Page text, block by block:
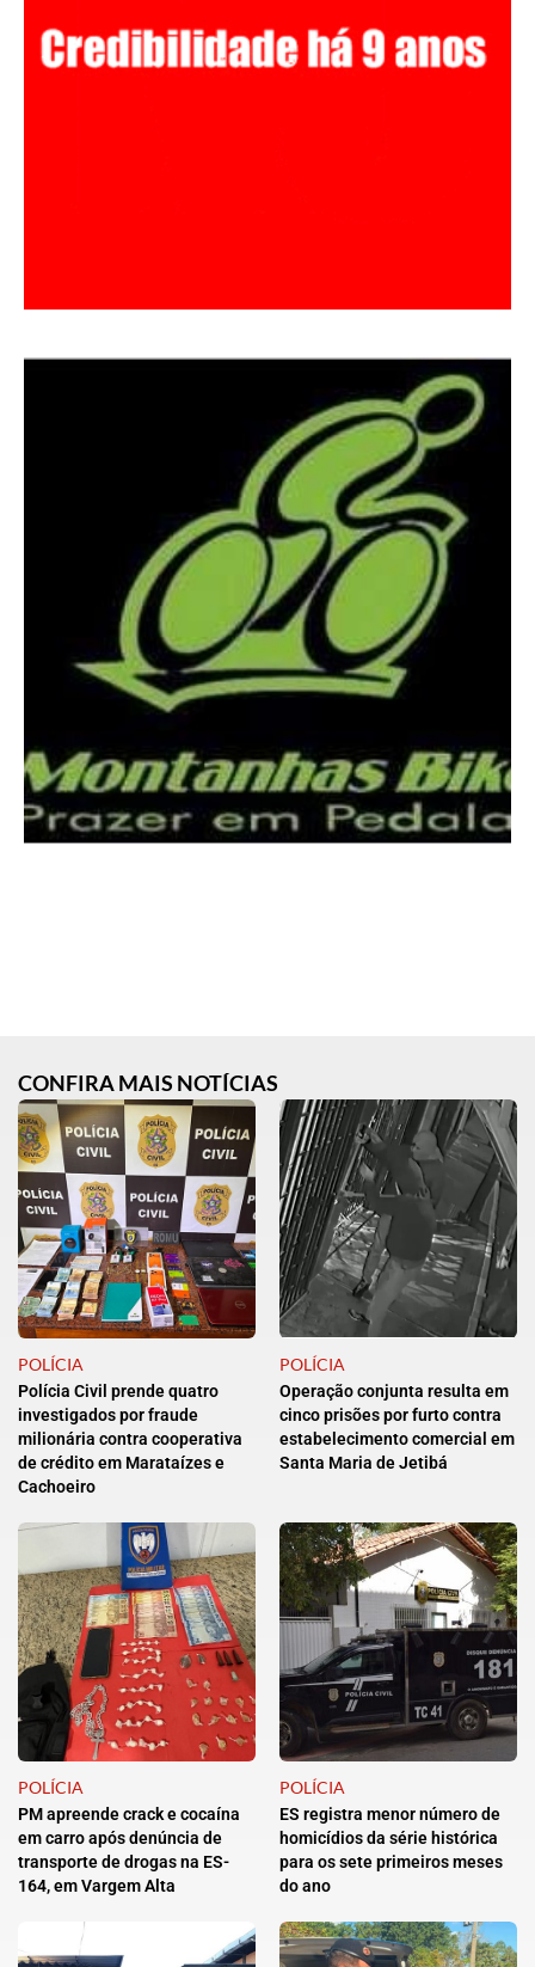
CONFIRA MAIS NOTÍCIAS
POLÍCIA
Polícia Civil prende quatro
investigados por fraude
milionária contra cooperativa
de crédito em Marataízes e
Cachoeiro
POLÍCIA
Operação conjunta resulta em
cinco prisões por furto contra
estabelecimento comercial em
Santa Maria de Jetibá
POLÍCIA
PM apreende crack e cocaína
em carro após denúncia de
transporte de drogas na ES-
164, em Vargem Alta
POLÍCIA
ES registra menor número de
homicídios da série histórica
para os sete primeiros meses
do ano